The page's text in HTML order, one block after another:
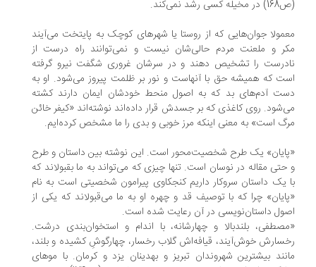
جوان‌هایی که از روستا یا شهرهای کوچک به پایتخت می‌آیند
و ملعنت مردم حالی‌شان نیست و نمی‌توانند راه درست از
را تشخیص دهند و در سرشان غروری شگفت نیرو گرفته
که همیشه حق با آنهاست و نور بر ظلمت پیروز می‌شود. او به
آدم‌های بد که به اصول منحط خودشان ایمان دارند کشته
روی کاغذی که بر جسدش قرار داده‌اند نوشته‌اند «کیفر خائن
است» به معنی اینکه مرز خوبی و بدی را ما مشخص کرده‌ایم.
یک طرح شخصیت‌محور است. این نوشته بین داستان و طرح
مقاله در نوسان است. تنها چیزی که می‌تواند به ما بقبولاند که
یک داستان سروکار داریم کنجکاوی پیرامون شخصیتی است به نام
چرا که با توصیف قد و چهره او به ما می‌قبولاند که یکی از
داستان‌نویسی در آن رعایت شده است.
بلندبالا و چهارشانه، با اندام و استخوان‌بندی درشت.
خوش‌آیند، قیافه‌اش گلاب رخسار، چهارگوشِ کشیده و بلند،
بیشترین شهروندان تبریز و بهدینان یزد و کرمان. با موهای